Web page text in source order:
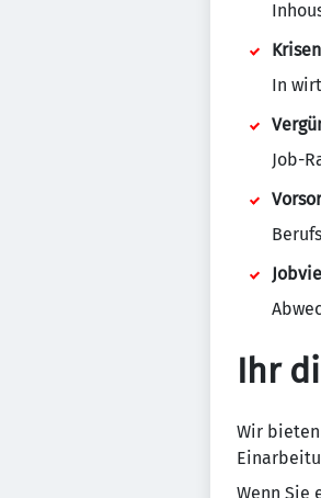
In
Job-
Ihr
Wir
Wenn Sie